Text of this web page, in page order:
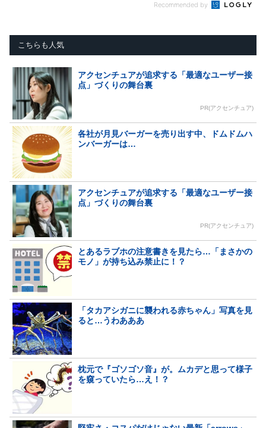
Recommended by
こちらも人気
アクセンチュアが追求する「最適なユーザー接
点」づくりの舞台裏
PR(アクセンチュア)
各社が月見バーガーを売り出す中、ドムドムハ
ンバーガーは…
アクセンチュアが追求する「最適なユーザー接
点」づくりの舞台裏
PR(アクセンチュア)
とあるラブホの注意書きを見たら…「まさかの
モノ」が持ち込み禁止に！？
「タカアシガニに襲われる赤ちゃん」写真を見
ると…うわあああ
枕元で『ゴソゴソ音』が。ムカデと思って様子
を窺っていたら…え！？